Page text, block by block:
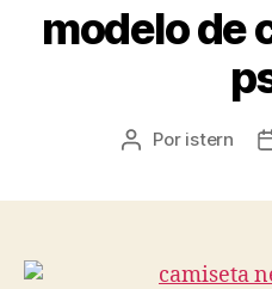
modelo de
Autor
Por istern